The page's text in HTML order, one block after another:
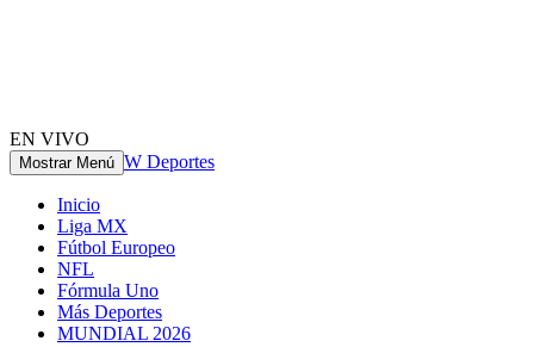
EN VIVO
Mostrar Menú W Deportes
Inicio
Liga MX
Fútbol Europeo
NFL
Fórmula Uno
Más Deportes
MUNDIAL 2026